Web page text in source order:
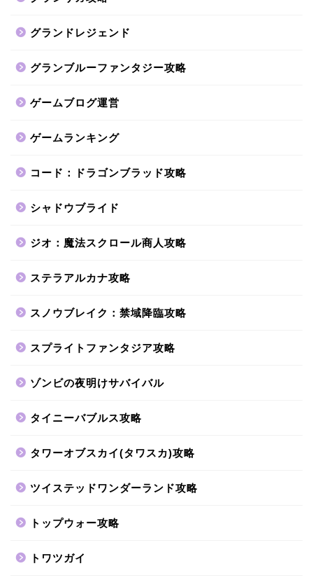
グランドレジェンド
グランブルーファンタジー攻略
ゲームブログ運営
ゲームランキング
コード：ドラゴンブラッド攻略
シャドウブライド
ジオ：魔法スクロール商人攻略
ステラアルカナ攻略
スノウブレイク：禁域降臨攻略
スプライトファンタジア攻略
ゾンビの夜明けサバイバル
タイニーバブルス攻略
タワーオブスカイ(タワスカ)攻略
ツイステッドワンダーランド攻略
トップウォー攻略
トワツガイ